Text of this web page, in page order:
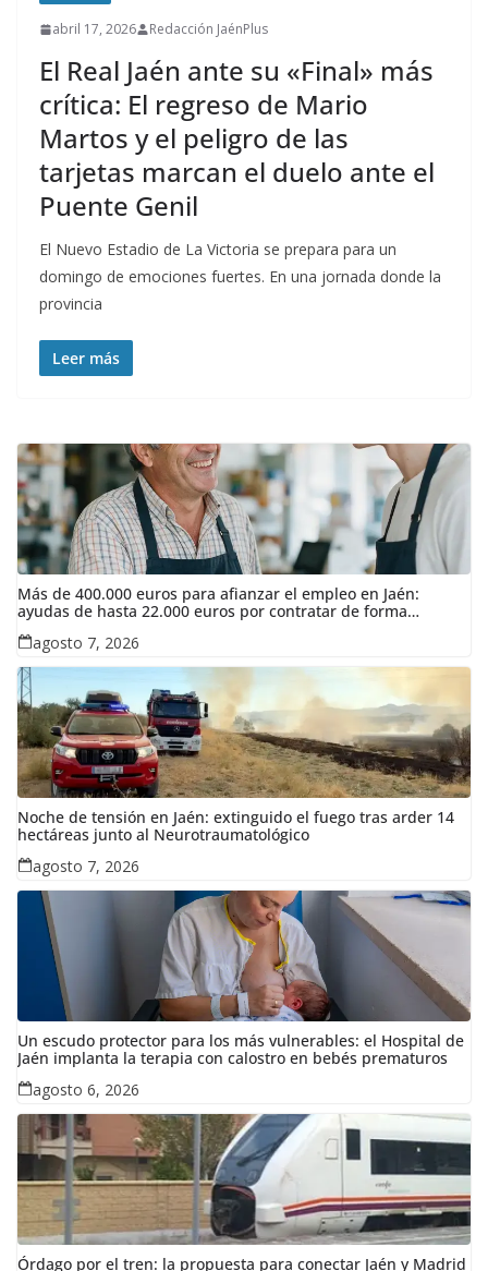
abril 17, 2026 Redacción JaénPlus
El Real Jaén ante su «Final» más
crítica: El regreso de Mario
Martos y el peligro de las
tarjetas marcan el duelo ante el
Puente Genil
El Nuevo Estadio de La Victoria se prepara para un
domingo de emociones fuertes. En una jornada donde la
provincia
Leer más
Más de 400.000 euros para afianzar el empleo en Jaén:
ayudas de hasta 22.000 euros por contratar de forma
indefinida
agosto 7, 2026
Noche de tensión en Jaén: extinguido el fuego tras arder 14
hectáreas junto al Neurotraumatológico
agosto 7, 2026
Un escudo protector para los más vulnerables: el Hospital de
Jaén implanta la terapia con calostro en bebés prematuros
agosto 6, 2026
Órdago por el tren: la propuesta para conectar Jaén y Madrid